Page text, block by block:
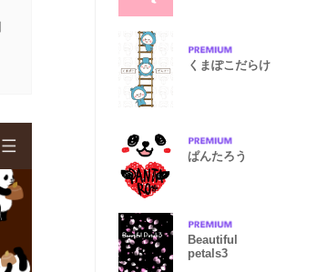
くまぽこだらけ
ぱんたろう
Beautiful
petals3